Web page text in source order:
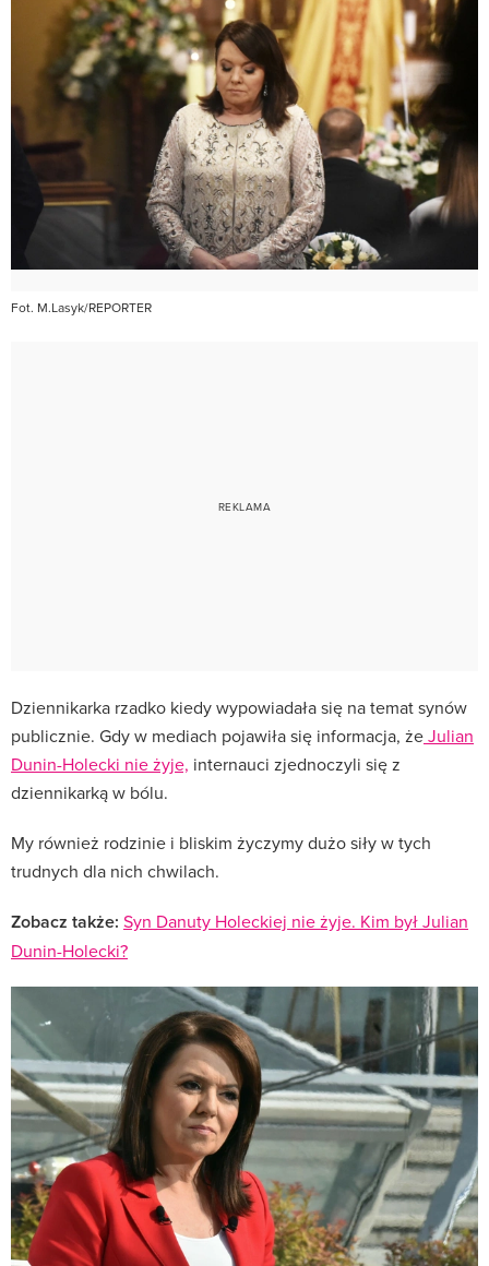
Fot. M.Lasyk/REPORTER
Dziennikarka rzadko kiedy wypowiadała się na temat synów
publicznie. Gdy w mediach pojawiła się informacja, żeJulian
Dunin-Holecki nie żyje, internauci zjednoczyli się z
dziennikarką w bólu.
My również rodzinie i bliskim życzymy dużo siły w tych
trudnych dla nich chwilach.
Zobacz także: Syn Danuty Holeckiej nie żyje. Kim był Julian
Dunin-Holecki?